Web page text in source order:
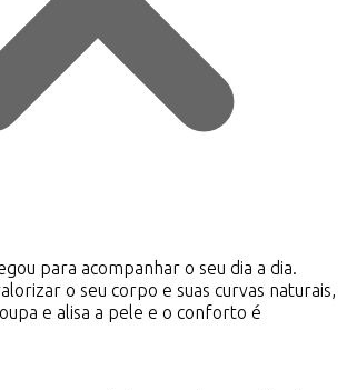
para acompanhar o seu dia a dia.
o seu corpo e suas curvas naturais,
e alisa a pele e o conforto é